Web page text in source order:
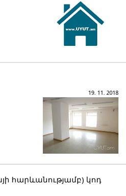
19. 11. 2018
հարևանությամբ) կոդ